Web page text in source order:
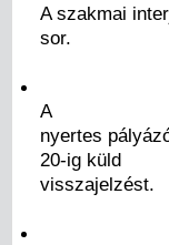
A szakmai
sor.
A
nyertes
20-ig küld
visszajelzést.